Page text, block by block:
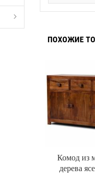
ПОХОЖИЕ
Комод из
дерева